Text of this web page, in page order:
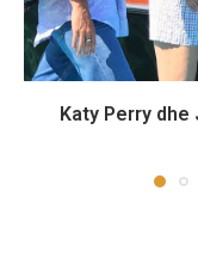
Katy Perry